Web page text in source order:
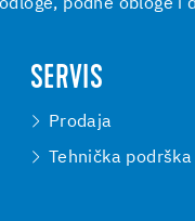
podne obloge i
SERVIS
Prodaja
Tehnička podrška